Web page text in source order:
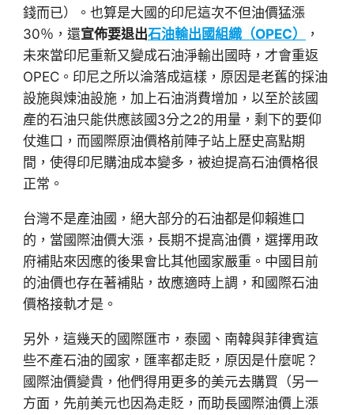
錢而已）。也算是大國的印尼這次不但油價猛漲
30％，還宣佈要退出石油輸出國組織（OPEC）
，
未來當印尼重新又變成石油淨輸出國時，才會重返
OPEC。印尼之所以淪落成這樣，原因是老舊的採油
設施與煉油設施，加上石油消費增加，以至於該國
產的石油只能供應該國3分之2的用量，剩下的要仰
仗進口，而國際原油價格前陣子站上歷史高點期
間，使得印尼購油成本變多，被迫提高石油價格很
正常。
台灣不是產油國，絕大部分的石油都是仰賴進口
的，當國際油價大漲，長期不提高油價，選擇用政
府補貼來因應的後果會比其他國家嚴重。中國目前
的油價也存在著補貼，故應適時上調，和國際石油
價格接軌才是。
另外，這幾天的國際匯市，泰國、南韓與菲律賓這
些不產石油的國家，匯率都走貶，原因是什麼呢？
國際油價變貴，他們得用更多的美元去購買（另一
方面，先前美元也因為走貶，而助長國際油價上漲